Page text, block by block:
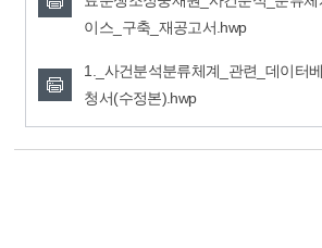
이스_구축_재공고서.hwp
1._사건분석분류체계_관련_데이터
청서(수정본).hwp